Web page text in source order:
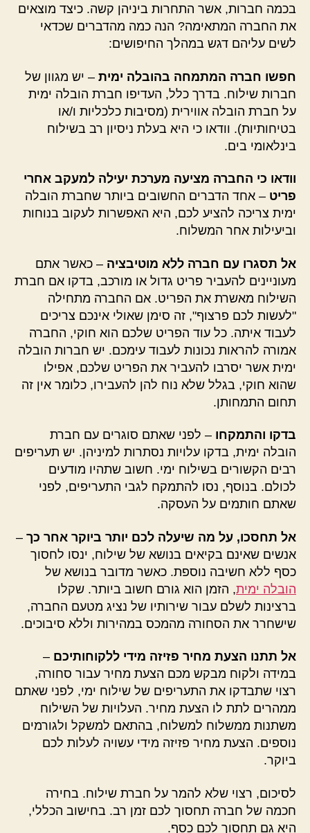
בכמה חברות, אשר התחרות ביניהן קשה. כיצד מוצאים
את החברה המתאימה? הנה כמה מהדברים שכדאי
לשים עליהם דגש במהלך החיפושים:
חפשו חברה המתמחה בהובלה ימית – יש מגוון של
חברות שילוח. בדרך כלל, העדיפו חברת הובלה ימית
על חברת הובלה אווירית (מסיבות כלכליות ו/או
בטיחותיות). וודאו כי היא בעלת ניסיון רב בשילוח
בינלאומי בים.
וודאו כי החברה מציעה מערכת יעילה למעקב אחרי
פריט – אחד הדברים החשובים ביותר שחברת הובלה
ימית צריכה להציע לכם, היא האפשרות לעקוב בנוחות
וביעילות אחר המשלוח.
אל תסגרו עם חברה ללא מוטיבציה – כאשר אתם
מעוניינים להעביר פריט גדול או מורכב, בדקו אם חברת
השילוח מאשרת את הפריט. אם החברה מתחילה
"לעשות לכם פרצוף", זה סימן שאולי אינכם צריכים
לעבוד איתה. כל עוד הפריט שלכם הוא חוקי, החברה
אמורה להראות נכונות לעבוד עימכם. יש חברות הובלה
ימית אשר יסרבו להעביר את הפריט שלכם, אפילו
שהוא חוקי, בגלל שלא נוח להן להעבירו, כלומר אין זה
תחום התמחותן.
בדקו והתמקחו – לפני שאתם סוגרים עם חברת
הובלה ימית, בדקו עלויות נסתרות למיניהן. יש תעריפים
רבים הקשורים בשילוח ימי. חשוב שתהיו מודעים
לכולם. בנוסף, נסו להתמקח לגבי התעריפים, לפני
שאתם חותמים על העסקה.
אל תחסכו, על מה שיעלה לכם יותר ביוקר אחר כך –
אנשים שאינם בקיאים בנושא של שילוח, ינסו לחסוך
כסף ללא חשיבה נוספת. כאשר מדובר בנושא של
הובלה ימית, הזמן הוא גורם חשוב ביותר. שקלו
ברצינות לשלם עבור שירותיו של נציג מטעם החברה,
שישחרר את הסחורה מהמכס במהירות וללא סיבוכים.
אל תתנו הצעת מחיר פזיזה מידי ללקוחותיכם –
במידה ולקוח מבקש מכם הצעת מחיר עבור סחורה,
רצוי שתבדקו את התעריפים של שילוח ימי, לפני שאתם
ממהרים לתת לו הצעת מחיר. העלויות של השילוח
משתנות ממשלוח למשלוח, בהתאם למשקל ולגורמים
נוספים. הצעת מחיר פזיזה מידי עשויה לעלות לכם
ביוקר.
לסיכום, רצוי שלא להמר על חברת שילוח. בחירה
חכמה של חברה תחסוך לכם זמן רב. בחישוב הכללי,
היא גם תחסוך לכם כסף.